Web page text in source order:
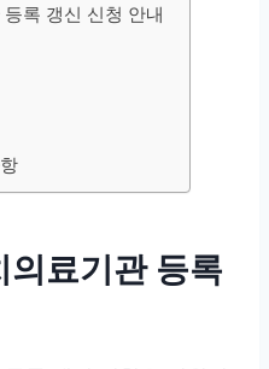
록 갱신 신청 안내
의료기관 등록